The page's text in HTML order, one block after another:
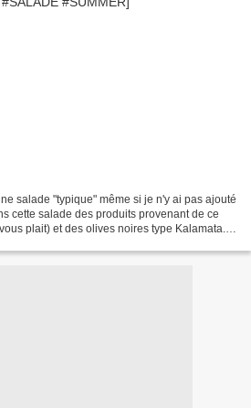
salade "typique" même si je n'y ai pas ajouté
cette salade des produits provenant de ce
plait) et des olives noires type Kalamata.